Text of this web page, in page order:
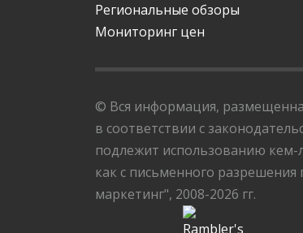
Региональные обзоры
Мониторинг цен
© Вся информация,
в соответствии с
подлежит использованию кем-
как с письменного
маркетинг", 2008-2026 гг.